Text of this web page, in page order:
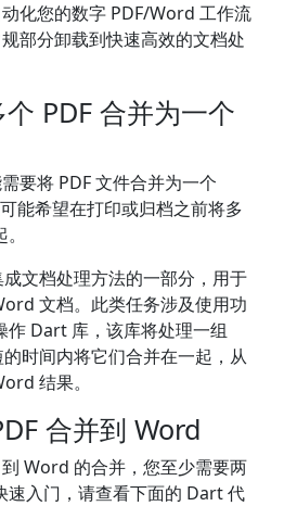
化您的数字 PDF/Word 工作流
部分卸载到快速高效的文档处
PDF 合并为一个
要将 PDF 文件合并为一个
能希望在打印或归档之前将多
文档处理方法的一部分，用于
文档。此类任务涉及使用功
Dart 库，该库将处理一组
时间内将它们合并在一起，从
结果。
合并到 Word
Word 的合并，您至少需要两
速入门，请查看下面的 Dart 代